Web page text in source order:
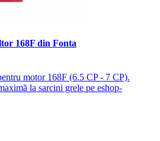
168F din Fonta
motor 168F (6.5 CP - 7 CP).
la sarcini grele pe eshop-